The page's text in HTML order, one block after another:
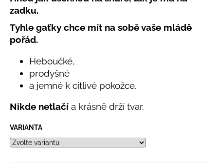
produktu
je
0,0
z
5
zadku.
Tyhle gaťky chce mít na sobě vaše mládě
pořád.
Heboučké,
prodyšné
a jemné k citlivé pokožce.
Nikde netlačí a krásně drží tvar.
VARIANTA
u
j
e
m
LETNÍ
RYCHLESCHNOUCÍ
ŽLUTÉ
Kč